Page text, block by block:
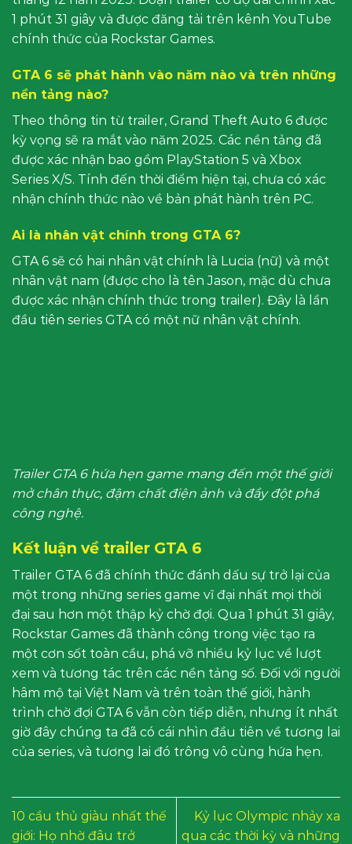
1 phút 31 giây và được đăng tải trên kênh YouTube
chính thức của Rockstar Games.
GTA 6 sẽ phát hành vào năm nào và trên những
nền tảng nào?
Theo thông tin từ trailer, Grand Theft Auto 6 được
kỳ vọng sẽ ra mắt vào năm 2025. Các nền tảng đã
được xác nhận bao gồm PlayStation 5 và Xbox
Series X/S. Tính đến thời điểm hiện tại, chưa có xác
nhận chính thức nào về bản phát hành trên PC.
Ai là nhân vật chính trong GTA 6?
GTA 6 sẽ có hai nhân vật chính là Lucia (nữ) và một
nhân vật nam (được cho là tên Jason, mặc dù chưa
được xác nhận chính thức trong trailer). Đây là lần
đầu tiên series GTA có một nữ nhân vật chính.
Trailer GTA 6 hứa hẹn game mang đến một thế giới
mở chân thực, đậm chất điện ảnh và đầy đột phá
công nghệ.
Kết luận về trailer GTA 6
Trailer GTA 6 đã chính thức đánh dấu sự trở lại của
một trong những series game vĩ đại nhất mọi thời
đại sau hơn một thập kỷ chờ đợi. Qua 1 phút 31 giây,
Rockstar Games đã thành công trong việc tạo ra
một cơn sốt toàn cầu, phá vỡ nhiều kỷ lục về lượt
xem và tương tác trên các nền tảng số. Đối với người
hâm mộ tại Việt Nam và trên toàn thế giới, hành
trình chờ đợi GTA 6 vẫn còn tiếp diễn, nhưng ít nhất
giờ đây chúng ta đã có cái nhìn đầu tiên về tương lai
của series, và tương lai đó trông vô cùng hứa hẹn.
10 cầu thủ giàu nhất thế
giới: Họ nhờ đâu trở
Kỷ lục Olympic nhảy xa
qua các thời kỳ và những